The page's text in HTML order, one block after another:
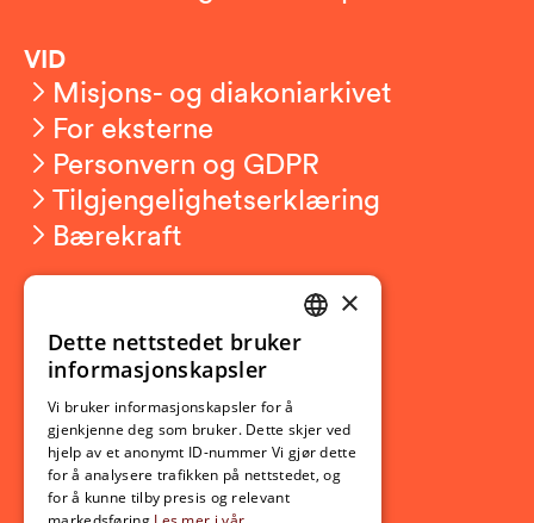
VID
Misjons- og diakoniarkivet
For eksterne
Personvern og GDPR
Tilgjengelighetserklæring
Bærekraft
Ny student
Utveksling
Opptak
Lov- og regelverk
NORWEGIAN
×
Dette nettstedet bruker
informasjonskapsler
Vi bruker informasjonskapsler for å
gjenkjenne deg som bruker. Dette skjer ved
hjelp av et anonymt ID-nummer Vi gjør dette
for å analysere trafikken på nettstedet, og
for å kunne tilby presis og relevant